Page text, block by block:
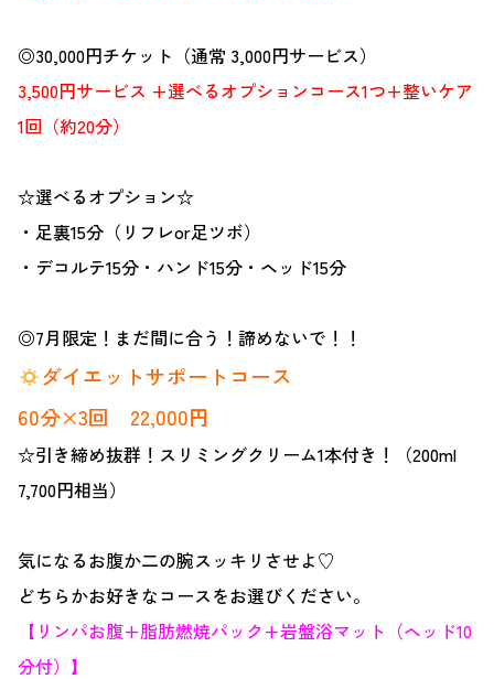
◎30,000円チケット（通常 3,000円サービス）
3,500円サービス +選べるオプションコース1つ+整いケア
1回（約20分）
☆選べるオプション☆
・足裏15分（リフレor足ツボ）
・デコルテ15分・ハンド15分・ヘッド15分
◎7月限定！まだ間に合う！諦めないで！！
ダイエットサポートコース
60分×3回 22,000円
☆引き締め抜群！スリミングクリーム1本付き！（200ml
7,700円相当）
気になるお腹か二の腕スッキリさせよ♡
どちらかお好きなコースをお選びください。
【リンパお腹+脂肪燃焼パック+岩盤浴マット（ヘッド10
分付）】